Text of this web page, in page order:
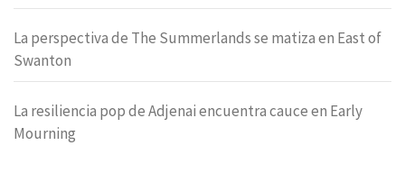
La perspectiva de The Summerlands se matiza en East of
Swanton
La resiliencia pop de Adjenai encuentra cauce en Early
Mourning